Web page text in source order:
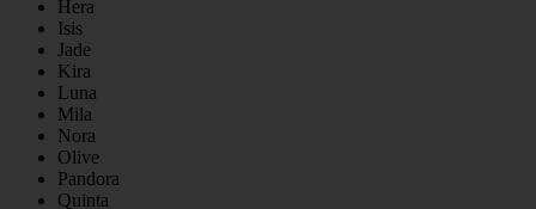
Hera
Isis
Jade
Kira
Luna
Mila
Nora
Olive
Pandora
Quinta